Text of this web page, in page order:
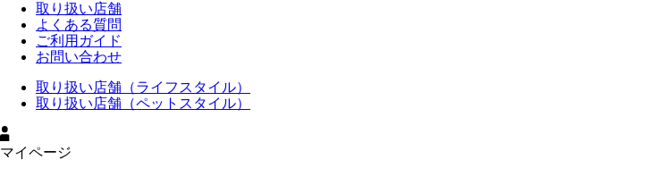
取り扱い店舗
よくある質問
ご利用ガイド
お問い合わせ
取り扱い店舗（ライフスタイル）
取り扱い店舗（ペットスタイル）
マイページ